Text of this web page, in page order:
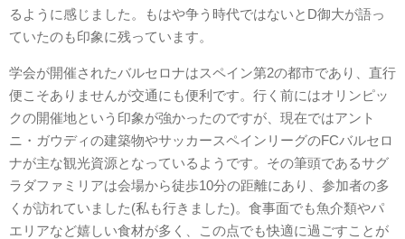
るように感じました。もはや争う時代ではないとD御大が語っ
ていたのも印象に残っています。
学会が開催されたバルセロナはスペイン第2の都市であり、直行
便こそありませんが交通にも便利です。行く前にはオリンピッ
クの開催地という印象が強かったのですが、現在ではアント
ニ・ガウディの建築物やサッカースペインリーグのFCバルセロ
ナが主な観光資源となっているようです。その筆頭であるサグ
ラダファミリアは会場から徒歩10分の距離にあり、参加者の多
くが訪れていました(私も行きました)。食事面でも魚介類やパ
エリアなど嬉しい食材が多く、この点でも快適に過ごすことが